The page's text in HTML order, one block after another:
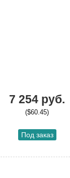
7 254 руб.
($60.45)
Под заказ